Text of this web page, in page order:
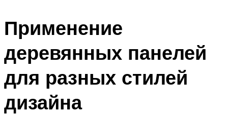
Применение
деревянных панелей
для разных стилей
дизайна